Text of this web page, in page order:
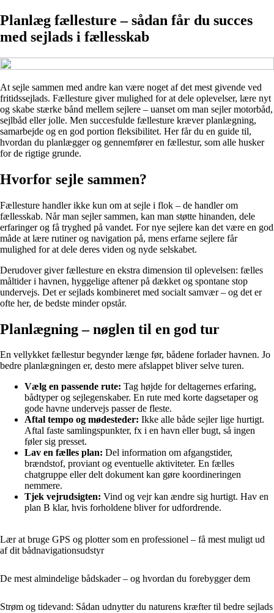
Planlæg fællesture – sådan får du succes
med sejlads i fællesskab
At sejle sammen med andre kan være noget af det mest givende ved
fritidssejlads. Fællesture giver mulighed for at dele oplevelser, lære nyt
og skabe stærke bånd mellem sejlere – uanset om man sejler motorbåd,
sejlbåd eller jolle. Men succesfulde fællesture kræver planlægning,
samarbejde og en god portion fleksibilitet. Her får du en guide til,
hvordan du planlægger og gennemfører en fællestur, som alle husker
for de rigtige grunde.
Hvorfor sejle sammen?
Fællesture handler ikke kun om at sejle i flok – de handler om
fællesskab. Når man sejler sammen, kan man støtte hinanden, dele
erfaringer og få tryghed på vandet. For nye sejlere kan det være en god
måde at lære rutiner og navigation på, mens erfarne sejlere får
mulighed for at dele deres viden og nyde selskabet.
Derudover giver fællesture en ekstra dimension til oplevelsen: fælles
måltider i havnen, hyggelige aftener på dækket og spontane stop
undervejs. Det er sejlads kombineret med socialt samvær – og det er
ofte her, de bedste minder opstår.
Planlægning – nøglen til en god tur
En vellykket fællestur begynder længe før, bådene forlader havnen. Jo
bedre planlægningen er, desto mere afslappet bliver selve turen.
Vælg en passende rute: Tag højde for deltagernes erfaring,
bådtyper og sejlegenskaber. En rute med korte dagsetaper og
gode havne undervejs passer de fleste.
Aftal tempo og mødesteder: Ikke alle både sejler lige hurtigt.
Aftal faste samlingspunkter, fx i en havn eller bugt, så ingen
føler sig presset.
Lav en fælles plan: Del information om afgangstider,
brændstof, proviant og eventuelle aktiviteter. En fælles
chatgruppe eller delt dokument kan gøre koordineringen
nemmere.
Tjek vejrudsigten: Vind og vejr kan ændre sig hurtigt. Hav en
plan B klar, hvis forholdene bliver for udfordrende.
Lær at bruge GPS og plotter som en professionel – få mest muligt ud
af dit bådnavigationsudstyr
De mest almindelige bådskader – og hvordan du forebygger dem
Strøm og tidevand: Sådan udnytter du naturens kræfter til bedre sejlads